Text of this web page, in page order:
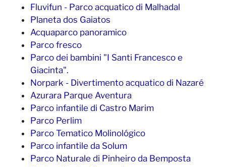
Fluvifun - Parco acquatico di Malhadal
Planeta dos Gaiatos
Acquaparco panoramico
Parco fresco
Parco dei bambini "I Santi Francesco e
Giacinta".
Norpark - Divertimento acquatico di Nazaré
Azurara Parque Aventura
Parco infantile di Castro Marim
Parco Perlim
Parco Tematico Molinológico
Parco infantile da Solum
Parco Naturale di Pinheiro da Bemposta